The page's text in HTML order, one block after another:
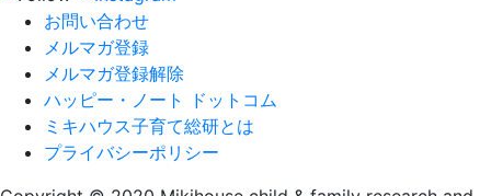
お問い合わせ
メルマガ登録
メルマガ登録解除
ハッピー・ノート ドットコム
ミキハウス子育て総研とは
プライバシーポリシー